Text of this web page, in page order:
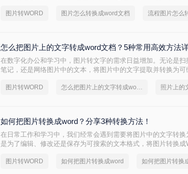
图片转WORD 图片怎么转换成word文档 流程图片怎么
怎么把图片上的文字转成word文档？5种常用高效方法详
在数字化办公和学习中，图片转文字的需求日益增加。无论是
笔记，还是网络图片中的文本，将图片中的文字提取并转换为可
法，帮助您快速选择最适合的方案。
图片转WORD 怎么把图片上的文字转成word文档
如何把图片转换成word？分享3种转换方法！
在日常工作和学习中，我们经常会遇到需要将图片中的文字转
是为了编辑、修改还是保存为可搜索的文本格式，将图片转换成
图片转WORD 如何把图片转换成word 如何把图片转换